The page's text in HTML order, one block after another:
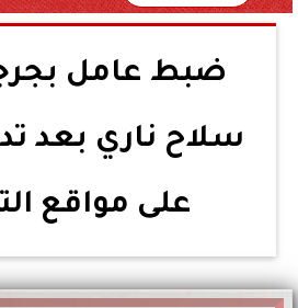
ضبط عامل
سلاح ناري بعد
على مواقع